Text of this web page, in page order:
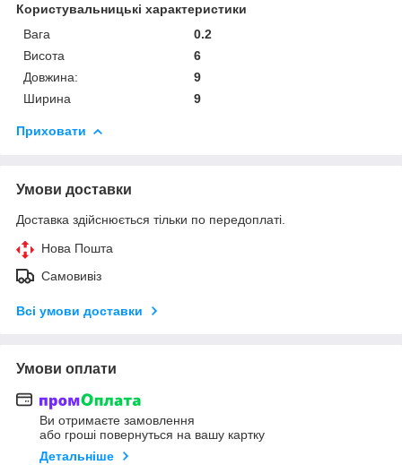
Користувальницькі характеристики
Вага
0.2
Висота
6
Довжина:
9
Ширина
9
Приховати
Умови доставки
Доставка здійснюється тільки по передоплаті.
Нова Пошта
Самовивіз
Всі умови доставки
Умови оплати
Ви отримаєте замовлення
або гроші повернуться на вашу картку
Детальніше